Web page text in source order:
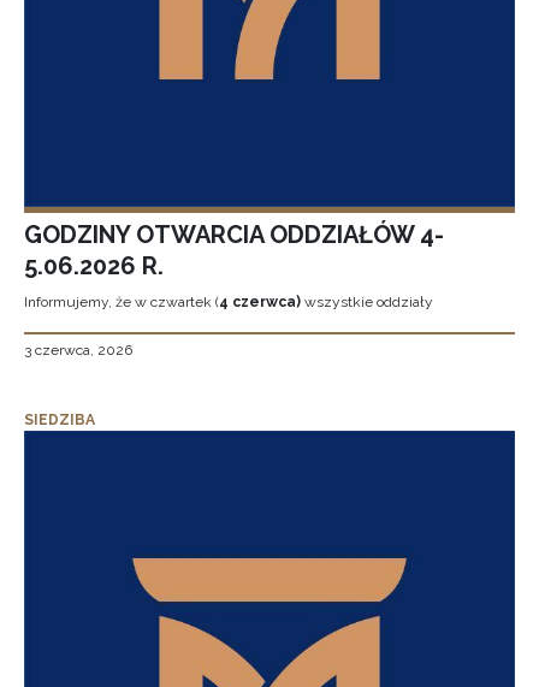
GODZINY OTWARCIA ODDZIAŁÓW 4-
5.06.2026 R.
Informujemy, że w czwartek (4 czerwca) wszystkie oddziały
3 czerwca, 2026
SIEDZIBA